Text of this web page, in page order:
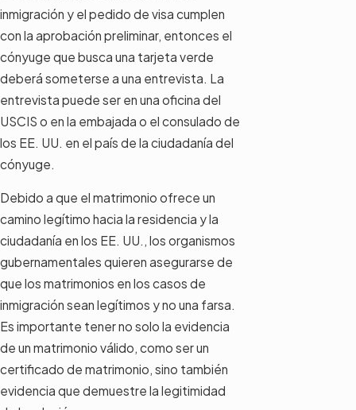
inmigración y el pedido de visa cumplen
con la aprobación preliminar, entonces el
cónyuge que busca una tarjeta verde
deberá someterse a una entrevista. La
entrevista puede ser en una oficina del
USCIS o en la embajada o el consulado de
los EE. UU. en el país de la ciudadanía del
cónyuge.
Debido a que el matrimonio ofrece un
camino legítimo hacia la residencia y la
ciudadanía en los EE. UU., los organismos
gubernamentales quieren asegurarse de
que los matrimonios en los casos de
inmigración sean legítimos y no una farsa.
Es importante tener no solo la evidencia
de un matrimonio válido, como ser un
certificado de matrimonio, sino también
evidencia que demuestre la legitimidad